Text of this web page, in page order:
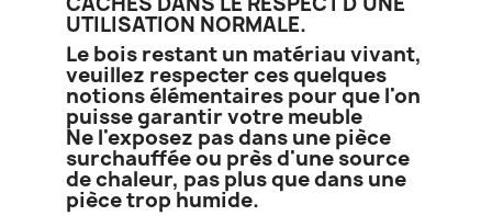
UTILISATION NORMALE.
Le bois restant un matériau vivant,
veuillez respecter ces quelques
notions élémentaires pour que l'on
puisse garantir votre meuble
Ne l'exposez pas dans une pièce
surchauffée ou près d'une source
de chaleur, pas plus que dans une
pièce trop humide.